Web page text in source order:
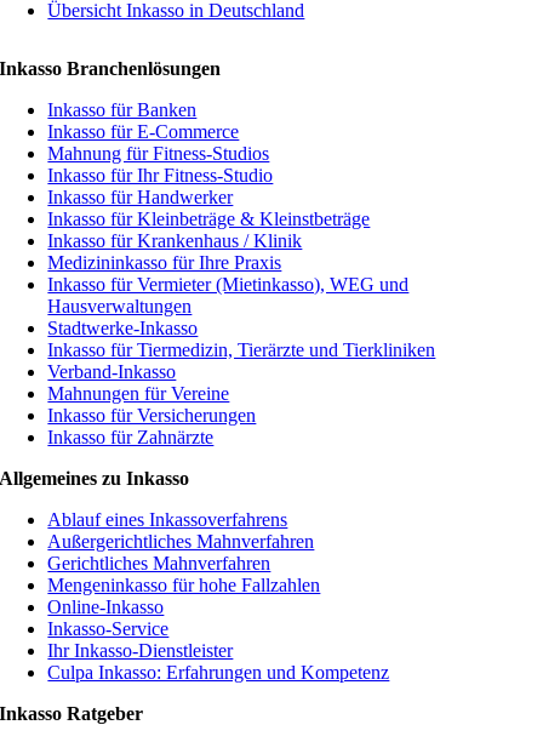
Übersicht Inkasso in Deutschland
Inkasso Branchenlösungen
Inkasso für Banken
Inkasso für E-Commerce
Mahnung für Fitness-Studios
Inkasso für Ihr Fitness-Studio
Inkasso für Handwerker
Inkasso für Kleinbeträge & Kleinstbeträge
Inkasso für Krankenhaus / Klinik
Medizininkasso für Ihre Praxis
Inkasso für Vermieter (Mietinkasso), WEG und
Hausverwaltungen
Stadtwerke-Inkasso
Inkasso für Tiermedizin, Tierärzte und Tierkliniken
Verband-Inkasso
Mahnungen für Vereine
Inkasso für Versicherungen
Inkasso für Zahnärzte
Allgemeines zu Inkasso
Ablauf eines Inkassoverfahrens
Außergerichtliches Mahnverfahren
Gerichtliches Mahnverfahren
Mengeninkasso für hohe Fallzahlen
Online-Inkasso
Inkasso-Service
Ihr Inkasso-Dienstleister
Culpa Inkasso: Erfahrungen und Kompetenz
Inkasso Ratgeber